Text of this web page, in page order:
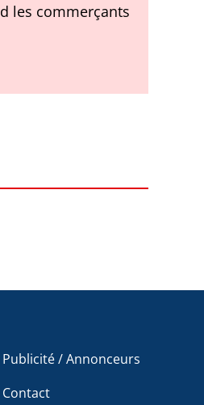
les commerçants
Publicité / Annonceurs
Contact